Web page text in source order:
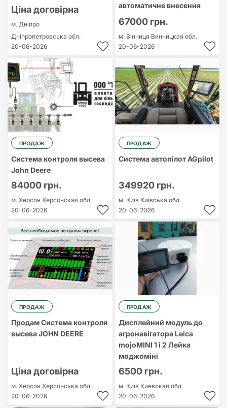
Ціна договірна
м. Дніпро
Дніпропетровська обл.
20-06-2026
автоматичне внесення
67000 грн.
м. Вінниця Винницкая обл.
20-06-2026
ПРОДАЖ
Система контроля высева
John Deere
84000 грн.
м. Херсон Херсонская обл.
20-06-2026
ПРОДАЖ
Система автопілот AGpilot
349920 грн.
м. Київ Київська обл.
20-06-2026
ПРОДАЖ
Продам Система контроля
высева JOHN DEERE
Ціна договірна
м. Херсон Херсонська обл.
20-06-2026
ПРОДАЖ
Дисплейний модуль до
агронавігатора Leica
mojoMINI 1 і 2 Лейка
моджоміні
6500 грн.
м. Київ Киевская обл.
20-06-2026